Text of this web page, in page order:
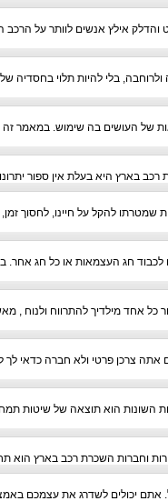
והדלק אילץ אנשים לוותר על
בלי להיות תלוי בחסדיה
של העושים בה שימוש. במאמר זה
בארץ היא בעלת אין ספור
להקל על חיינו, לחסוך זמן,
לכבוד חג העצמאות או כל חג
אחד מילדיך להתרווח ולנוח ,
אתה צרכן פרטי ולא חברה כדאי לך
הוא תוצאה של שיטות
וחברות השכרת רכב בארץ הוא
אתם יכולים לשדרג את עצמכם